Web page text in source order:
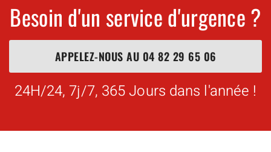
Besoin d'un service d'urgence ?
APPELEZ-NOUS AU 04 82 29 65 06
24H/24, 7j/7, 365 Jours dans l'année !